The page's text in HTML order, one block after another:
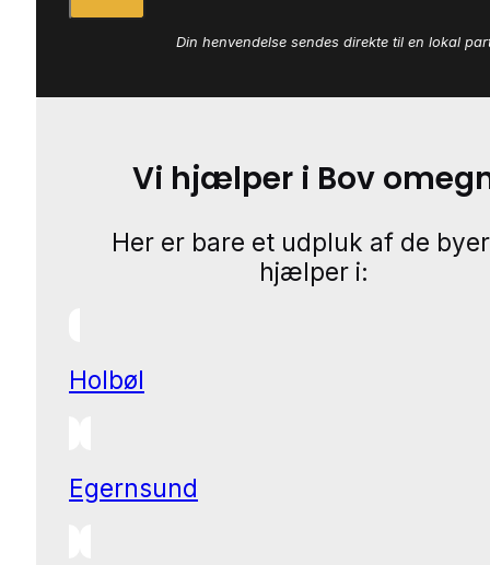
Din henvendelse sendes direkte til en lokal
Vi hjælper i Bov
Her er bare et udpluk af de
hjælper i:
Holbøl
Egernsund